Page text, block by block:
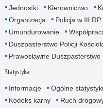
Jednostki Kierownictwo
Organizacja
Policja w III RP
Umundurowanie
Duszpasterstwo Policji
Prawosławne Duszpasterstwo
Statystyka
Informacje Ogólne statystyki
Kodeks karny
Ruch